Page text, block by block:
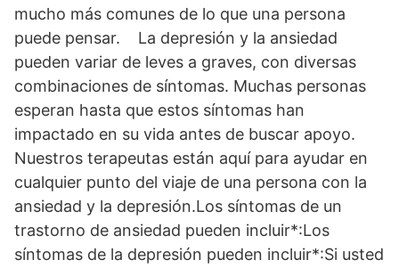
mucho más comunes de lo que una persona
puede pensar. La depresión y la ansiedad
pueden variar de leves a graves, con diversas
combinaciones de síntomas. Muchas personas
esperan hasta que estos síntomas han
impactado en su vida antes de buscar apoyo.
Nuestros terapeutas están aquí para ayudar en
cualquier punto del viaje de una persona con la
ansiedad y la depresión.Los síntomas de un
trastorno de ansiedad pueden incluir*:Los
síntomas de la depresión pueden incluir*:Si usted